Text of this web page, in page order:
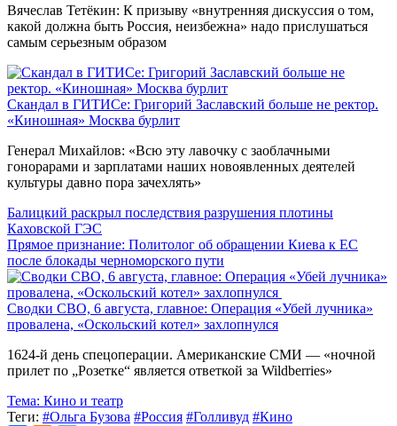
Вячеслав Тетёкин: К призыву «внутренняя дискуссия о том,
какой должна быть Россия, неизбежна» надо прислушаться
самым серьезным образом
Скандал в ГИТИСе: Григорий Заславский больше не ректор.
«Киношная» Москва бурлит
Генерал Михайлов: «Всю эту лавочку с заоблачными
гонорарами и зарплатами наших новоявленных деятелей
культуры давно пора зачехлять»
Балицкий раскрыл последствия разрушения плотины
Каховской ГЭС
Прямое признание: Политолог об обращении Киева к ЕС
после блокады черноморского пути
Сводки СВО, 6 августа, главное: Операция «Убей лучника»
провалена, «Оскольский котел» захлопнулся
1624-й день спецоперации. Американские СМИ — «ночной
прилет по „Розетке“ является ответкой за Wildberries»
Тема: Кино и театр
Теги: #Ольга Бузова #Россия #Голливуд #Кино